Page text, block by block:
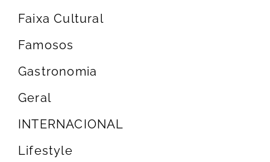
Faixa Cultural
Famosos
Gastronomia
Geral
INTERNACIONAL
Lifestyle